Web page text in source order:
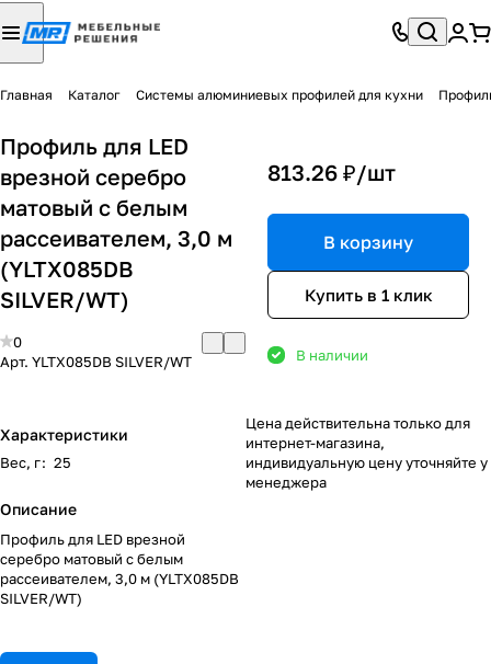
Главная Каталог Системы алюминиевых профилей для кухни
Профиль для LED
врезной серебро
матовый с белым
рассеивателем, 3,0 м
(YLTX085DB
SILVER/WT)
0
Арт. YLTX085DB SILVER/WT
Характеристики
Вес, г: 25
Описание
Профиль для LED врезной
серебро матовый с белым
рассеивателем, 3,0 м (YLTX085DB
SILVER/WT)
813.26 ₽/шт
В корзину
Купить в 1 клик
В наличии
Цена действительна только для
интернет-магазина,
индивидуальную цену уточняйте у
менеджера